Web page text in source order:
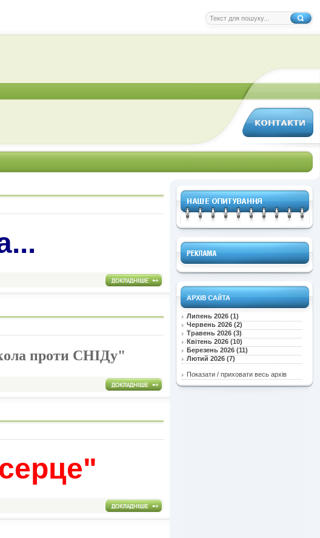
Липень 2026 (1)
Червень 2026 (2)
Травень 2026 (3)
Квітень 2026 (10)
Березень 2026 (11)
Лютий 2026 (7)
Показати / приховати весь архів
проти СНІДу"